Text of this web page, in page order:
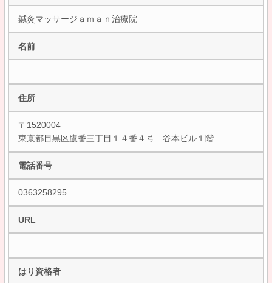
鍼灸マッサージａｍａｎ治療院
名前
住所
〒1520004
東京都目黒区鷹番三丁目１４番４号 谷本ビル１階
電話番号
0363258295
URL
はり資格者